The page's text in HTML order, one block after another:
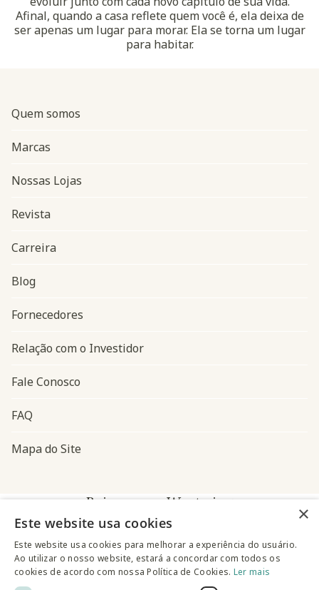
Afinal, quando a casa reflete quem você é, ela deixa de
ser apenas um lugar para morar. Ela se torna um lugar
para habitar.
Navegação do rodapé
Quem somos
Marcas
Nossas Lojas
Revista
Carreira
Blog
Fornecedores
Relação com o Investidor
Fale Conosco
FAQ
Mapa do Site
Baixe o app Westwing
×
Este website usa cookies
Este website usa cookies para melhorar a experiência do usuário.
Ao utilizar o nosso website, estará a concordar com todos os
cookies de acordo com nossa Política de Cookies. Ler mais